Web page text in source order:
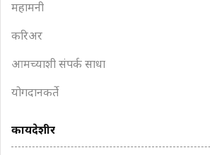
महामनी
करिअर
आमच्याशी संपर्क साधा
योगदानकर्ते
कायदेशीर